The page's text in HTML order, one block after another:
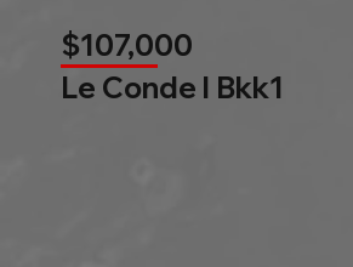
$107,000
Le Conde l Bkk1